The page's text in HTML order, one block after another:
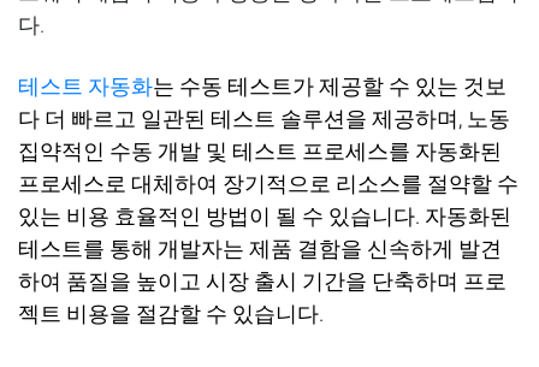
다.
테스트 자동화는 수동 테스트가 제공할 수 있는 것보
다 더 빠르고 일관된 테스트 솔루션을 제공하며, 노동
집약적인 수동 개발 및 테스트 프로세스를 자동화된
프로세스로 대체하여 장기적으로 리소스를 절약할 수
있는 비용 효율적인 방법이 될 수 있습니다. 자동화된
테스트를 통해 개발자는 제품 결함을 신속하게 발견
하여 품질을 높이고 시장 출시 기간을 단축하며 프로
젝트 비용을 절감할 수 있습니다.